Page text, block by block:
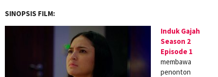
SINOPSIS FILM:
Induk Gajah
Season 2
Episode 1
membawa
penonton